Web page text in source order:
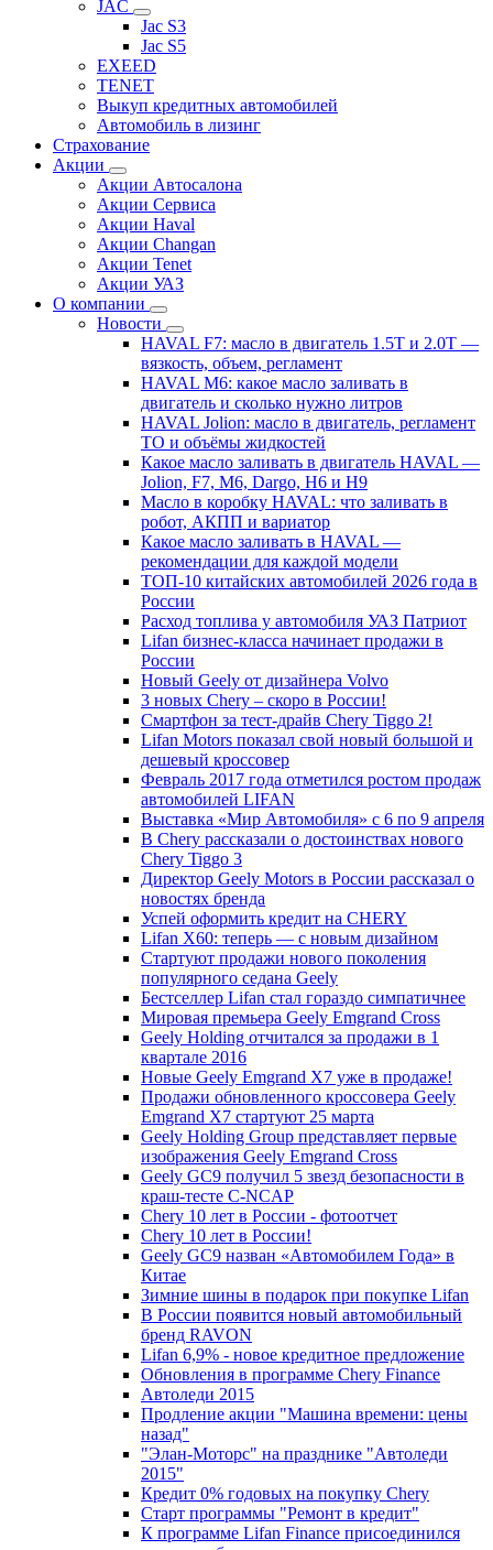
JAC
Jac S3
Jac S5
EXEED
TENET
Выкуп кредитных автомобилей
Автомобиль в лизинг
Страхование
Акции
Акции Автосалона
Акции Сервиса
Акции Haval
Акции Changan
Акции Tenet
Акции УАЗ
О компании
Новости
HAVAL F7: масло в двигатель 1.5T и 2.0T —
вязкость, объем, регламент
HAVAL M6: какое масло заливать в
двигатель и сколько нужно литров
HAVAL Jolion: масло в двигатель, регламент
ТО и объёмы жидкостей
Какое масло заливать в двигатель HAVAL —
Jolion, F7, M6, Dargo, H6 и H9
Масло в коробку HAVAL: что заливать в
робот, АКПП и вариатор
Какое масло заливать в HAVAL —
рекомендации для каждой модели
ТОП-10 китайских автомобилей 2026 года в
России
Расход топлива у автомобиля УАЗ Патриот
Lifan бизнес-класса начинает продажи в
России
Новый Geely от дизайнера Volvo
3 новых Chery – скоро в России!
Смартфон за тест-драйв Chery Tiggo 2!
Lifan Motors показал свой новый большой и
дешевый кроссовер
Февраль 2017 года отметился ростом продаж
автомобилей LIFAN
Выставка «Мир Автомобиля» с 6 по 9 апреля
В Chery рассказали о достоинствах нового
Chery Tiggo 3
Директор Geely Motors в России рассказал о
новостях бренда
Успей оформить кредит на CHERY
Lifan X60: теперь — с новым дизайном
Стартуют продажи нового поколения
популярного седана Geely
Бестселлер Lifan стал гораздо симпатичнее
Мировая премьера Geely Emgrand Cross
Geely Holding отчитался за продажи в 1
квартале 2016
Новые Geely Emgrand X7 уже в продаже!
Продажи обновленного кроссовера Geely
Emgrand X7 стартуют 25 марта
Geely Holding Group представляет первые
изображения Geely Emgrand Cross
Geely GC9 получил 5 звезд безопасности в
краш-тесте C-NCAP
Chery 10 лет в России - фотоотчет
Chery 10 лет в России!
Geely GC9 назван «Автомобилем Года» в
Китае
Зимние шины в подарок при покупке Lifan
В России появится новый автомобильный
бренд RAVON
Lifan 6,9% - новое кредитное предложение
Обновления в программе Chery Finance
Автоледи 2015
Продление акции "Машина времени: цены
назад"
"Элан-Моторс" на празднике "Автоледи
2015"
Кредит 0% годовых на покупку Chery
Старт программы "Ремонт в кредит"
К программе Lifan Finance присоединился